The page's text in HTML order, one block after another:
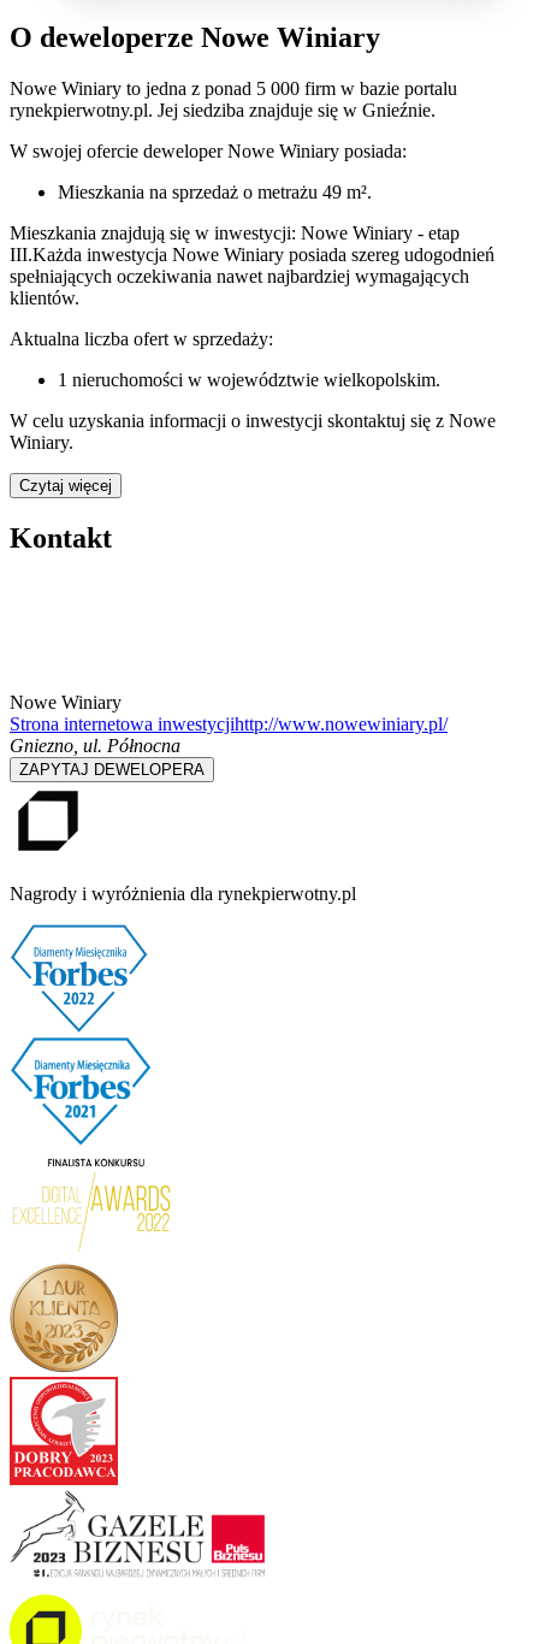
O deweloperze Nowe Winiary
Nowe Winiary to jedna z ponad 5 000 firm w bazie portalu
rynekpierwotny.pl. Jej siedziba znajduje się w Gnieźnie.
W swojej ofercie deweloper Nowe Winiary posiada:
Mieszkania na sprzedaż o metrażu 49 m².
Mieszkania znajdują się w inwestycji: Nowe Winiary - etap
III.Każda inwestycja Nowe Winiary posiada szereg udogodnień
spełniających oczekiwania nawet najbardziej wymagających
klientów.
Aktualna liczba ofert w sprzedaży:
1 nieruchomości w województwie wielkopolskim.
W celu uzyskania informacji o inwestycji skontaktuj się z Nowe
Winiary.
Czytaj więcej
Kontakt
Nowe Winiary
Strona internetowa inwestycjihttp://www.nowewiniary.pl/
Gniezno ul. Północna
ZAPYTAJ DEWELOPERA
Nagrody i wyróżnienia dla rynekpierwotny.pl